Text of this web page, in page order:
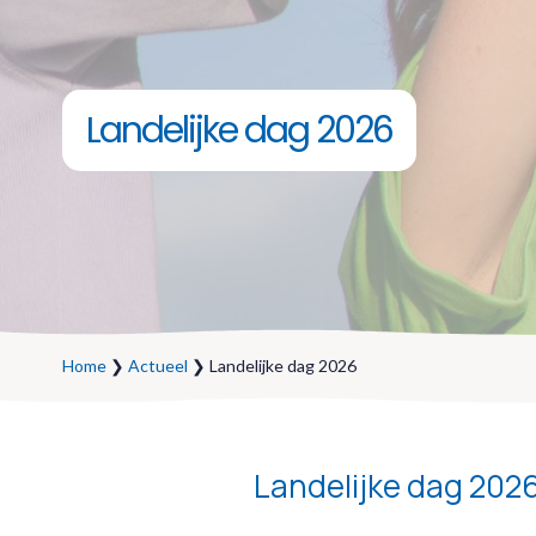
Landelijke dag 2026
Home ❯ Actueel ❯ Landelijke dag 2026
Landelijke dag